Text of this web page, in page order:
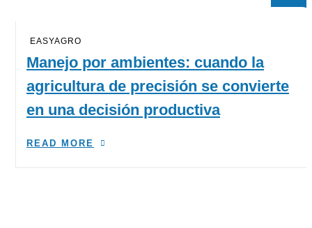
EASYAGRO
Manejo por ambientes: cuando la
agricultura de precisión se convierte
en una decisión productiva
READ MORE